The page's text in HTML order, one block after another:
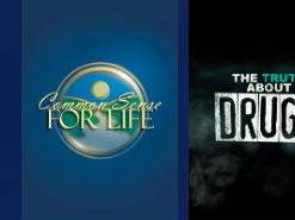
VEJA VEJA